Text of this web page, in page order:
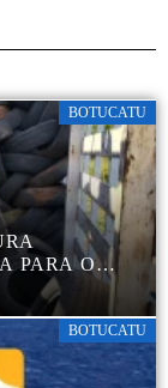
BOTUCATU
PARA O
DE
ADEQUADA
BOTUCATU